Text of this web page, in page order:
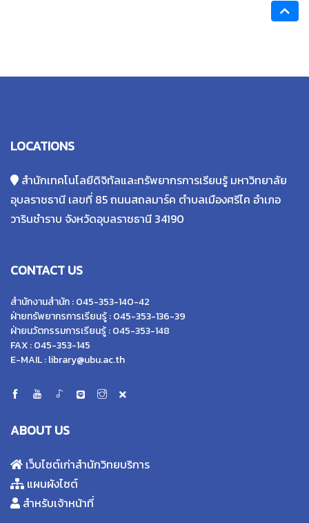
LOCATIONS
สำนักเทคโนโลยีดิจิทัลและทรัพยากรการเรียนรู้ มหาวิทยาลัย
อุบลราชธานี เลขที่ 85 ถนนสถลมาร์ค ตำบลเมืองศรีไค อำเภอ
วารินชำราบ จังหวัดอุบลราชธานี 34190
CONTACT US
สำนักงานสำนัก : 045-353-140-42
ฝ่ายทรัพยากรการเรียนรู้ : 045-353-136-39
ฝ่ายนวัตกรรมการเรียนรู้ : 045-353-148
FAX : 045-353-145
E-MAIL : library@ubu.ac.th
ABOUT US
เว็บไซต์เก่าสำนักวิทยบริการ
แผนผังไซต์
สำหรับเจ้าหน้าที่